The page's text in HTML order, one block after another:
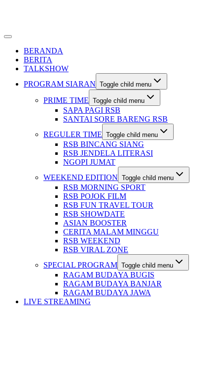
BERANDA
BERITA
TALKSHOW
PROGRAM SIARAN Toggle child menu
PRIME TIME Toggle child menu
SAPA PAGI RSB
SANTAI SORE BARENG RSB
REGULER TIME Toggle child menu
RSB BINCANG SIANG
RSB JENDELA LITERASI
NGOPI JUMAT
WEEKEND EDITION Toggle child menu
RSB MORNING SPORT
RSB POJOK FILM
RSB FUN TRAVEL TOUR
RSB SHOWDATE
ASIAN BOOSTER
CERITA MALAM MINGGU
RSB WEEKEND
RSB VIRAL ZONE
SPECIAL PROGRAM Toggle child menu
RAGAM BUDAYA BUGIS
RAGAM BUDAYA BANJAR
RAGAM BUDAYA JAWA
LIVE STREAMING